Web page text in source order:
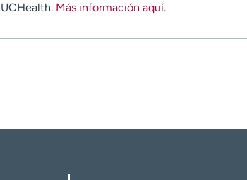
UCHealth. Más información aquí.